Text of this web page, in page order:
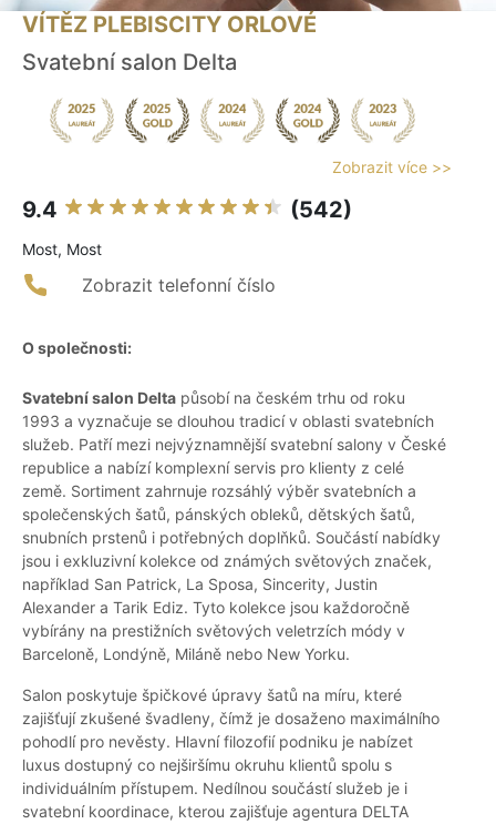
VÍTĚZ PLEBISCITY ORLOVÉ
Svatební salon Delta
Zobrazit více >>
9.4 (542)
Most, Most
Zobrazit telefonní číslo
O společnosti:
Svatební salon Delta působí na českém trhu od roku
1993 a vyznačuje se dlouhou tradicí v oblasti svatebních
služeb. Patří mezi nejvýznamnější svatební salony v České
republice a nabízí komplexní servis pro klienty z celé
země. Sortiment zahrnuje rozsáhlý výběr svatebních a
společenských šatů, pánských obleků, dětských šatů,
snubních prstenů i potřebných doplňků. Součástí nabídky
jsou i exkluzivní kolekce od známých světových značek,
například San Patrick, La Sposa, Sincerity, Justin
Alexander a Tarik Ediz. Tyto kolekce jsou každoročně
vybírány na prestižních světových veletrzích módy v
Barceloně, Londýně, Miláně nebo New Yorku.
Salon poskytuje špičkové úpravy šatů na míru, které
zajišťují zkušené švadleny, čímž je dosaženo maximálního
pohodlí pro nevěsty. Hlavní filozofií podniku je nabízet
luxus dostupný co nejširšímu okruhu klientů spolu s
individuálním přístupem. Nedílnou součástí služeb je i
svatební koordinace, kterou zajišťuje agentura DELTA